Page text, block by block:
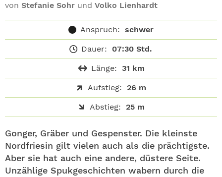
von Stefanie Sohr und Volko Lienhardt
Anspruch: schwer
Dauer: 07:30 Std.
Länge: 31 km
Aufstieg: 26 m
Abstieg: 25 m
Gonger, Gräber und Gespenster. Die kleinste
Nordfriesin gilt vielen auch als die prächtigste.
Aber sie hat auch eine andere, düstere Seite.
Unzählige Spukgeschichten wabern durch die
SHOP